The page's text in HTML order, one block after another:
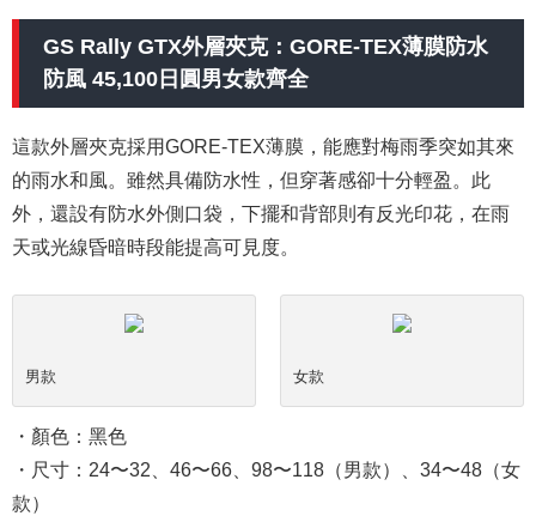
GS Rally GTX外層夾克：GORE-TEX薄膜防水
防風 45,100日圓男女款齊全
這款外層夾克採用GORE-TEX薄膜，能應對梅雨季突如其來
的雨水和風。雖然具備防水性，但穿著感卻十分輕盈。此
外，還設有防水外側口袋，下擺和背部則有反光印花，在雨
天或光線昏暗時段能提高可見度。
男款 女款
・顏色：黑色
・尺寸：24〜32、46〜66、98〜118（男款）、34〜48（女
款）